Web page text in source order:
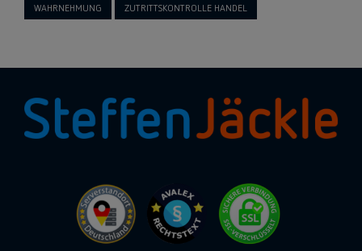
WAHRNEHMUNG ZUTRITTSKONTROLLE HANDEL